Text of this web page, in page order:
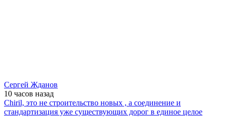
Сергей Жданов
10 часов назад
Chiril, это не строительство новых , а соединение и
стандартизация уже существующих дорог в единое целое